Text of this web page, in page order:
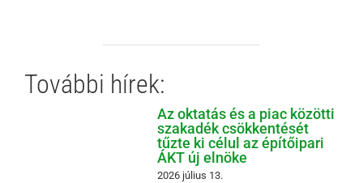
További hírek:
Az oktatás és a piac közötti
szakadék csökkentését
tűzte ki célul az építőipari
ÁKT új elnöke
2026 július 13.